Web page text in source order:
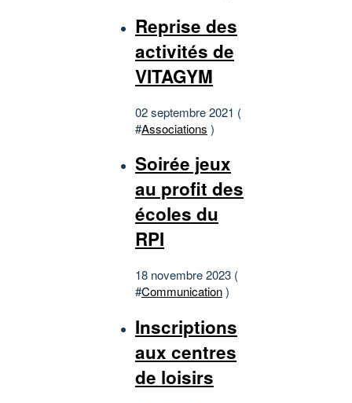
Reprise des
activités de
VITAGYM
02 septembre 2021 (
#Associations )
Soirée jeux
au profit des
écoles du
RPI
18 novembre 2023 (
#Communication)
Inscriptions
aux centres
de loisirs